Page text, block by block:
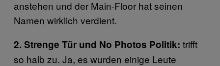
anstehen und der Main-Floor hat seinen
Namen wirklich verdient.
2. Strenge Tür und No Photos Politik: trifft
so halb zu. Ja, es wurden einige Leute